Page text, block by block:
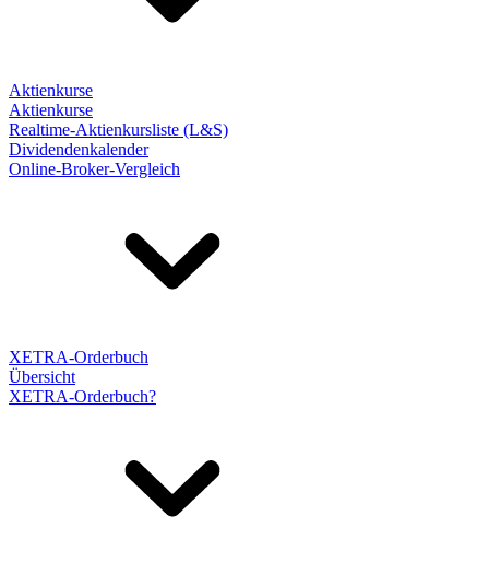
Aktienkurse
Aktienkurse
Realtime-Aktienkursliste (L&S)
Dividendenkalender
Online-Broker-Vergleich
XETRA-Orderbuch
Übersicht
XETRA-Orderbuch?